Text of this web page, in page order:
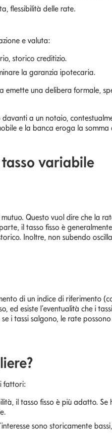
flessibilità delle rate.
e valuta:
storico creditizio.
la garanzia ipotecaria.
emette una delibera formale,
a un notaio,
e la banca eroga la somma
variabile
Questo vuol dire che la
il tasso fisso è
Inoltre, non subendo
di un indice di riferimento
ed esiste l’eventualità che i
i tassi salgono, le rate
fattori:
il tasso fisso è più adatto.
sono storicamente